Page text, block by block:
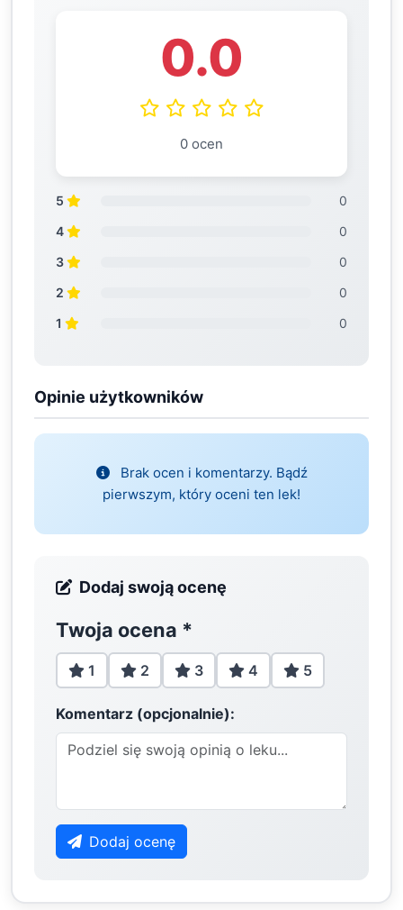
0.0
0 ocen
5
0
4
0
3
0
2
0
1
0
Opinie użytkowników
Brak ocen i komentarzy. Bądź
pierwszym, który oceni ten lek!
Dodaj swoją ocenę
Twoja ocena *
1 2 3 4 5
Komentarz (opcjonalnie):
Dodaj ocenę